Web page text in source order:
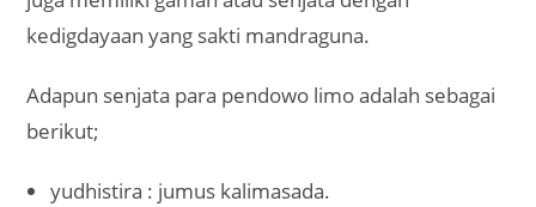
kedigdayaan yang sakti mandraguna.
Adapun senjata para pendowo limo adalah sebagai
berikut;
yudhistira : jumus kalimasada.